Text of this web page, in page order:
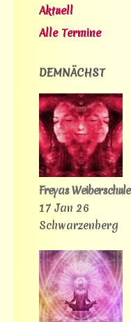
Aktuell
Alle Termine
DEMNÄCHST
Freyas Weiberschule
17 Jan 26
Schwarzenberg